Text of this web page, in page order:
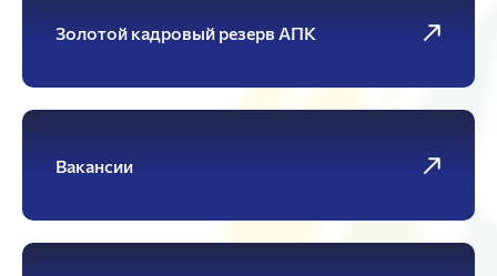
Золотой кадровый резерв АПК
Вакансии